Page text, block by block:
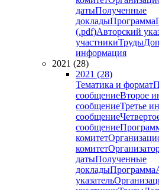
датыПолученные
докладыПрограмма
(.pdf)Авторский
участникиТруды
информация
2021 (28)
2021 (28)
Тематика и формат
сообщениеВторое
сообщениеТретье
сообщение
сообщение
комитет
комитет
датыПолученные
докладыПрограмма
указатель